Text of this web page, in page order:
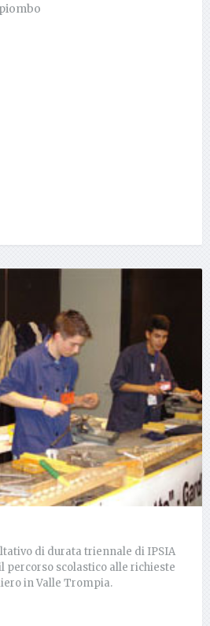
di durata triennale di IPSIA
percorso scolastico alle richieste
in Valle Trompia.